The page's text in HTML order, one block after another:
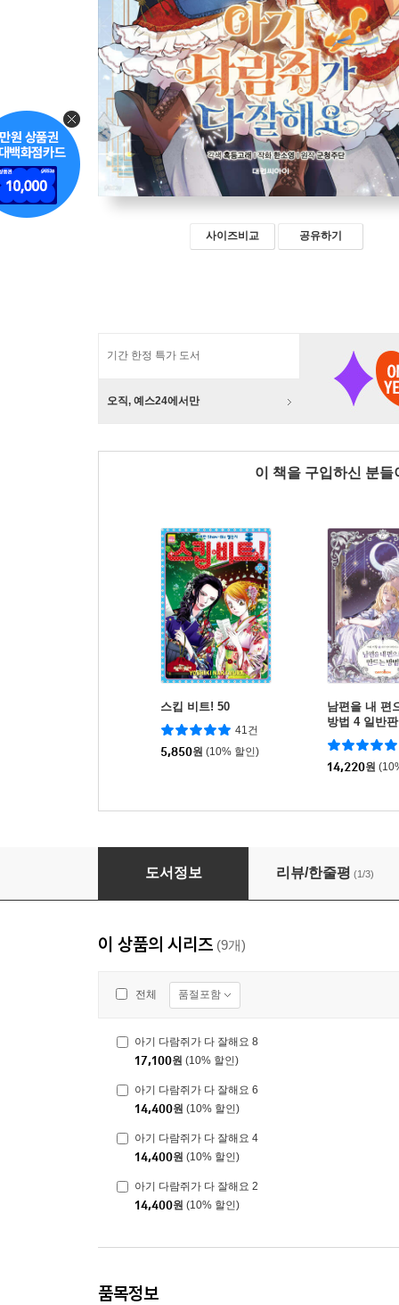
사이즈비교 공유하기
기간 한정 특가 도서
오직, 예스24에서만
이 책을 구입하신 분
스킵 비트! 50
41건
5,850원 (10% 할인)
남편을 내 편
방법 4 일반판
14,220원
아기 다람쥐가 다 잘해요 4
도서정보 리뷰/한줄평 (1/3)
이 상품의 시리즈 (9개)
전체 품절포함
아기 다람쥐가 다 잘해요 8
17,100원 (10% 할인)
아기 다람쥐가 다 잘해요 6
14,400원 (10% 할인)
아기 다람쥐가 다 잘해요 4
14,400원 (10% 할인)
아기 다람쥐가 다 잘해요 2
14,400원 (10% 할인)
품목정보